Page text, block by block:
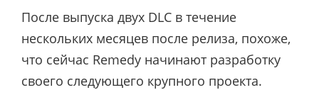
После выпуска двух DLC в течение
нескольких месяцев после релиза, похоже,
что сейчас Remedy начинают разработку
своего следующего крупного проекта.